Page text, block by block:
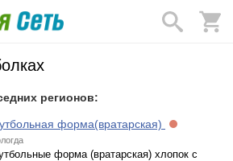
регионов:
форма(вратарская)
форма (вратарская) хлопок с